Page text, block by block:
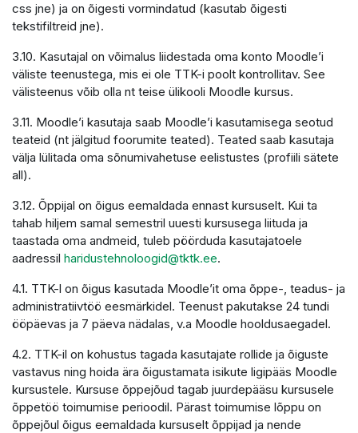
css jne) ja on õigesti vormindatud (kasutab õigesti
tekstifiltreid jne).
3.10. Kasutajal on võimalus liidestada oma konto Moodle’i
väliste teenustega, mis ei ole TTK-i poolt kontrollitav. See
välisteenus võib olla nt teise ülikooli Moodle kursus.
3.11. Moodle’i kasutaja saab Moodle’i kasutamisega seotud
teateid (nt jälgitud foorumite teated). Teated saab kasutaja
välja lülitada oma sõnumivahetuse eelistustes (profiili sätete
all).
3.12. Õppijal on õigus eemaldada ennast kursuselt. Kui ta
tahab hiljem samal semestril uuesti kursusega liituda ja
taastada oma andmeid, tuleb pöörduda kasutajatoele
aadressil haridustehnoloogid@tktk.ee.
4.1. TTK-l on õigus kasutada Moodle’it oma õppe-, teadus- ja
administratiivtöö eesmärkidel. Teenust pakutakse 24 tundi
ööpäevas ja 7 päeva nädalas, v.a Moodle hooldusaegadel.
4.2. TTK-il on kohustus tagada kasutajate rollide ja õiguste
vastavus ning hoida ära õigustamata isikute ligipääs Moodle
kursustele. Kursuse õppejõud tagab juurdepääsu kursusele
õppetöö toimumise perioodil. Pärast toimumise lõppu on
õppejõul õigus eemaldada kursuselt õppijad ja nende